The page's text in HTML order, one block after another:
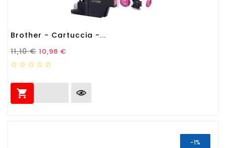
Brother - Cartuccia -...
Prezzo Standard
11,10 € Prezzo
10,98 €

-1%